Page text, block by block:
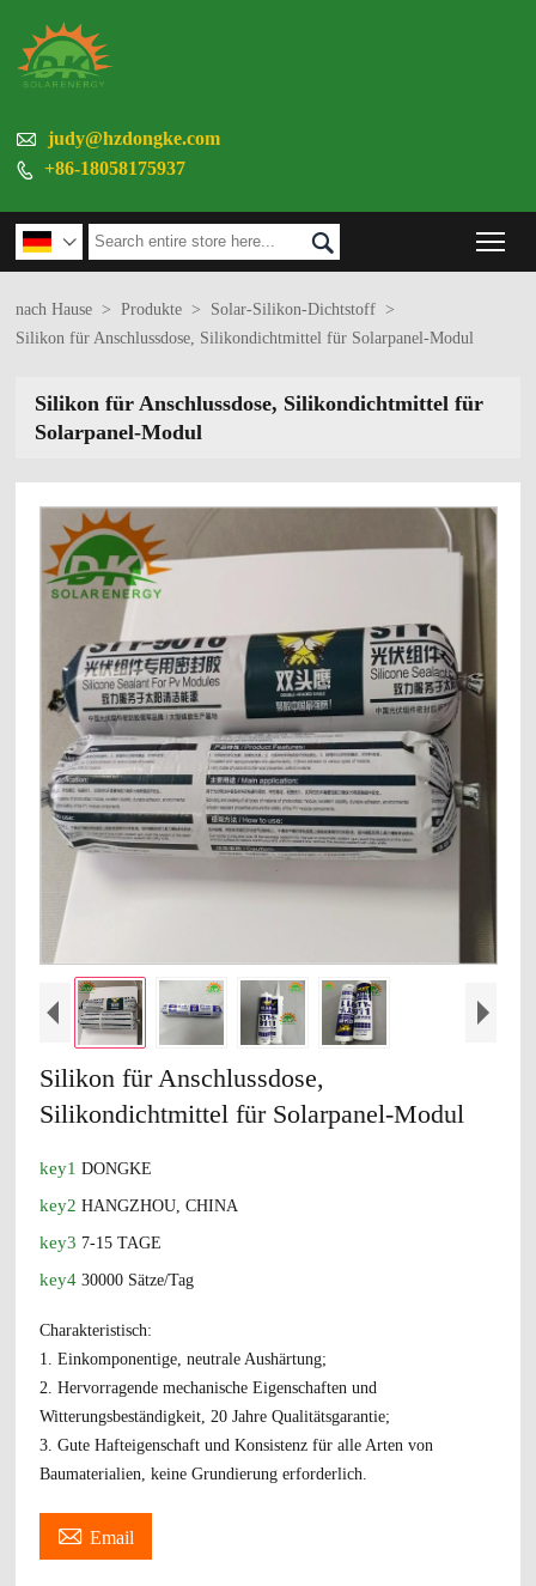
 judy@hzdongke.com
 +86-18058175937
 
nach Hause > Produkte > Solar-Silikon-Dichtstoff >
Silikon für Anschlussdose, Silikondichtmittel für Solarpanel-Modul
Silikon für Anschlussdose, Silikondichtmittel für
Solarpanel-Modul
Silikon für Anschlussdose,
Silikondichtmittel für Solarpanel-Modul
key1DONGKE
key2HANGZHOU, CHINA
key3 7-15 TAGE
key430000 Sätze/Tag
Charakteristisch:
1. Einkomponentige, neutrale Aushärtung;
2. Hervorragende mechanische Eigenschaften und
Witterungsbeständigkeit, 20 Jahre Qualitätsgarantie;
3. Gute Hafteigenschaft und Konsistenz für alle Arten von
Baumaterialien, keine Grundierung erforderlich.
 Email